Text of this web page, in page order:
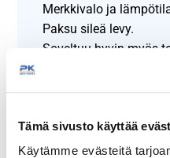
Tämä sivusto käyttää
Käytämme evästeitä
Merkkivalo ja
Paksu sileä levy.
Soveltuu hyvin myös
Kolme vyöhykettä
yhdistyvät teräslevy
tasaisuuden